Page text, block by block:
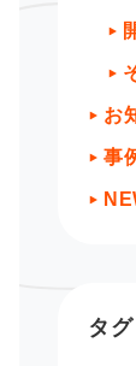
お
事
タグ